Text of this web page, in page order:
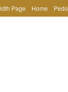
Page Home